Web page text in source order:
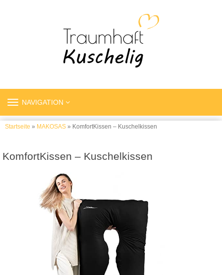
TOGGLE
NAVIGATION
Startseite » MAKOSAS » KomfortKissen – Kuschelkissen
KomfortKissen – Kuschelkissen